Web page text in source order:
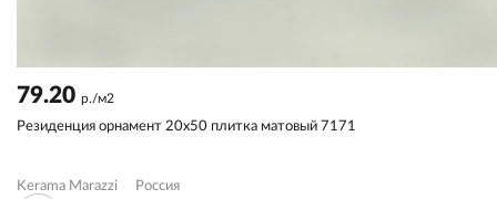
79.20 р./м2
Резиденция орнамент 20x50 плитка матовый 7171
Kerama Marazzi Россия